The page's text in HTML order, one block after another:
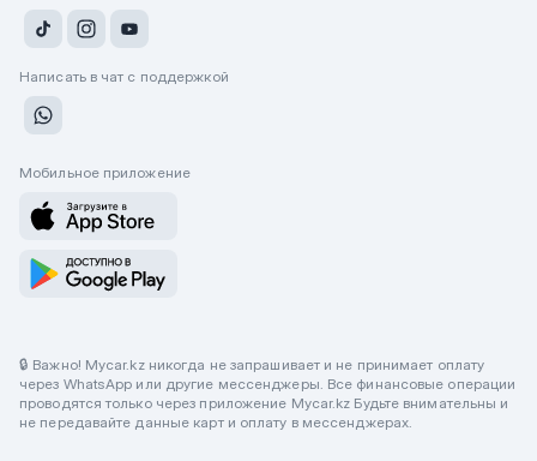
Написать в чат с поддержкой
Мобильное приложение
🔒 Важно! Mycar.kz никогда не запрашивает и не принимает оплату
через WhatsApp или другие мессенджеры. Все финансовые операции
проводятся только через приложение Mycar.kz Будьте внимательны и
не передавайте данные карт и оплату в мессенджерах.